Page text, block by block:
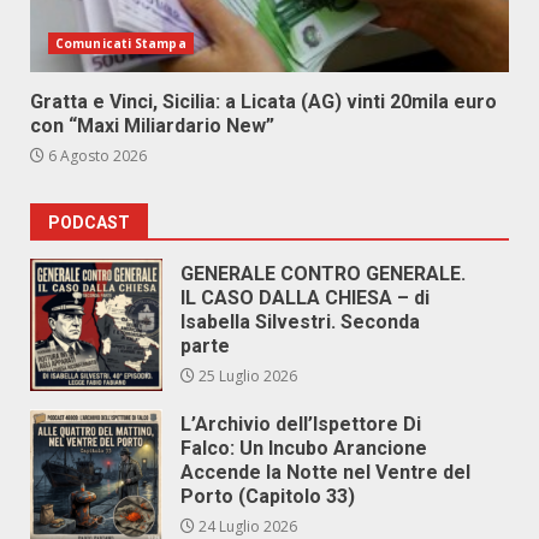
Comunicati Stampa
Gratta e Vinci, Sicilia: a Licata (AG) vinti 20mila euro
con “Maxi Miliardario New”
6 Agosto 2026
PODCAST
GENERALE CONTRO GENERALE.
IL CASO DALLA CHIESA – di
Isabella Silvestri. Seconda
parte
25 Luglio 2026
L’Archivio dell’Ispettore Di
Falco: Un Incubo Arancione
Accende la Notte nel Ventre del
Porto (Capitolo 33)
24 Luglio 2026